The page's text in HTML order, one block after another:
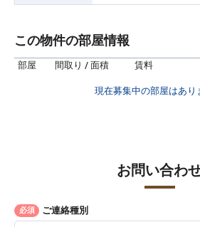
この物件の部屋情報
部屋 間取り / 面積 賃料
現在募集中の部屋はあり
お問い合わ
必須 ご連絡種別